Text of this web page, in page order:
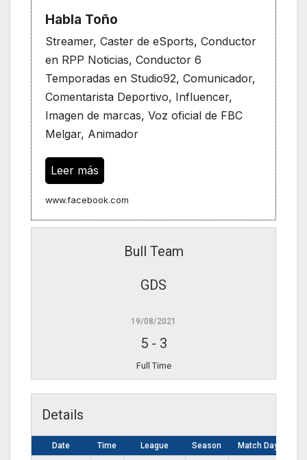
Habla Toño
Streamer, Caster de eSports, Conductor
en RPP Noticias, Conductor 6
Temporadas en Studio92, Comunicador,
Comentarista Deportivo, Influencer,
Imagen de marcas, Voz oficial de FBC
Melgar, Animador
Leer más
www.facebook.com
Bull Team
GDS
19/08/2021
5- 3
Full Time
Details
Date Time League Season Match Day